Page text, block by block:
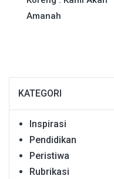
Amanah
KATEGORI
Inspirasi
Pendidikan
Peristiwa
Rubrikasi